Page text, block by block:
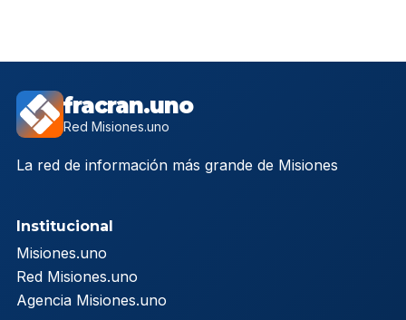
fracran.uno
Red Misiones.uno
La red de información más grande de Misiones
Institucional
Misiones.uno
Red Misiones.uno
Agencia Misiones.uno